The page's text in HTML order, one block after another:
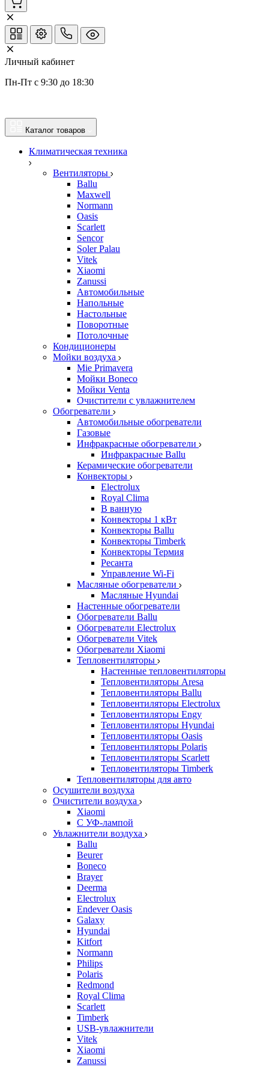
Личный кабинет
Пн-Пт с 9:30 до 18:30
Каталог товаров
Климатическая техника
Вентиляторы
Ballu
Maxwell
Normann
Oasis
Scarlett
Sencor
Soler Palau
Vitek
Xiaomi
Zanussi
Автомобильные
Напольные
Настольные
Поворотные
Потолочные
Кондиционеры
Мойки воздуха
Mie Primavera
Мойки Boneco
Мойки Venta
Очистители с увлажнителем
Обогреватели
Автомобильные обогреватели
Газовые
Инфракрасные обогреватели
Инфракрасные Ballu
Керамические обогреватели
Конвекторы
Electrolux
Royal Clima
В ванную
Конвекторы 1 кВт
Конвекторы Ballu
Конвекторы Timberk
Конвекторы Термия
Ресанта
Управление Wi-Fi
Масляные обогреватели
Масляные Hyundai
Настенные обогреватели
Обогреватели Ballu
Обогреватели Electrolux
Обогреватели Vitek
Обогреватели Xiaomi
Тепловентиляторы
Настенные тепловентиляторы
Тепловентиляторы Aresa
Тепловентиляторы Ballu
Тепловентиляторы Electrolux
Тепловентиляторы Engy
Тепловентиляторы Hyundai
Тепловентиляторы Oasis
Тепловентиляторы Polaris
Тепловентиляторы Scarlett
Тепловентиляторы Timberk
Тепловентиляторы для авто
Осушители воздуха
Очистители воздуха
Xiaomi
С УФ-лампой
Увлажнители воздуха
Ballu
Beurer
Boneco
Brayer
Deerma
Electrolux
Endever Oasis
Galaxy
Hyundai
Kitfort
Normann
Philips
Polaris
Redmond
Royal Clima
Scarlett
Timberk
USB-увлажнители
Vitek
Xiaomi
Zanussi